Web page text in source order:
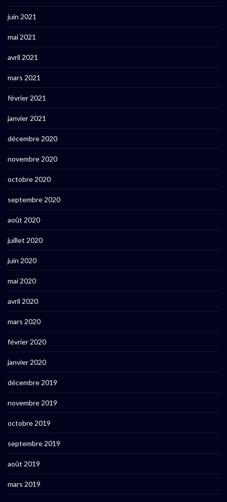
juin 2021
mai 2021
avril 2021
mars 2021
février 2021
janvier 2021
décembre 2020
novembre 2020
octobre 2020
septembre 2020
août 2020
juillet 2020
juin 2020
mai 2020
avril 2020
mars 2020
février 2020
janvier 2020
décembre 2019
novembre 2019
octobre 2019
septembre 2019
août 2019
mars 2019